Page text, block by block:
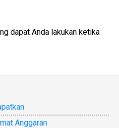
dapat Anda lakukan ketika
Anggaran